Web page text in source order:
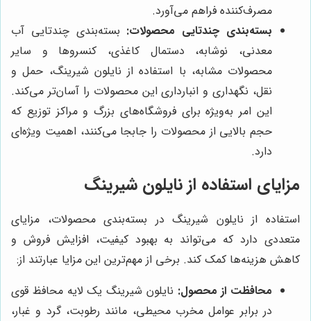
مصرف‌کننده فراهم می‌آورد.
بسته‌بندی چندتایی محصولات: بسته‌بندی چندتایی آب
معدنی، نوشابه، دستمال کاغذی، کنسروها و سایر
محصولات مشابه، با استفاده از نایلون شیرینگ، حمل و
نقل، نگهداری و انبارداری این محصولات را آسان‌تر می‌کند.
این امر به‌ویژه برای فروشگاه‌های بزرگ و مراکز توزیع که
حجم بالایی از محصولات را جابجا می‌کنند، اهمیت ویژه‌ای
دارد.
مزایای استفاده از نایلون شیرینگ
استفاده از نایلون شیرینگ در بسته‌بندی محصولات، مزایای
متعددی دارد که می‌تواند به بهبود کیفیت، افزایش فروش و
کاهش هزینه‌ها کمک کند. برخی از مهم‌ترین این مزایا عبارتند از:
محافظت از محصول: نایلون شیرینگ یک لایه محافظ قوی
در برابر عوامل مخرب محیطی، مانند رطوبت، گرد و غبار،